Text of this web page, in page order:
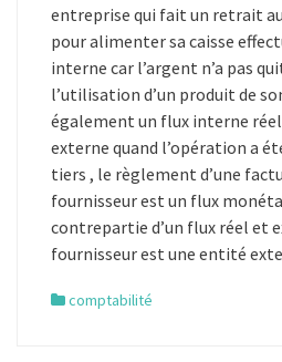
entreprise qui fait un retrait
pour alimenter sa caisse
interne car l’argent n’a pas
l’utilisation d’un produit de
également un flux interne
externe quand l’opération a
tiers , le règlement d’une
fournisseur est un flux
contrepartie d’un flux réel et
fournisseur est une entité
comptabilité